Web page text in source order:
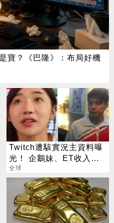
寶？《巴隆》：布局好機
Twitch遭駭實況主資料曝
光！ 企鵝妹、ET收入超
過七位數 全網震驚
全球